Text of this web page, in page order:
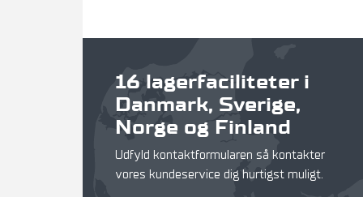
16 lagerfaciliteter i
Danmark, Sverige,
Norge og Finland
Udfyld kontaktformularen så kontakter
vores kundeservice dig hurtigst muligt.